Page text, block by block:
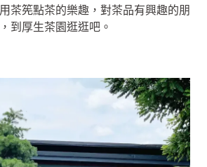
茶筅點茶的樂趣，對茶品有興趣的朋
到厚生茶園逛逛吧。